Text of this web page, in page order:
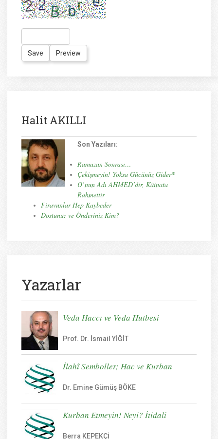
Halit AKILLI
Son Yazıları:
Ramazan Sonrası…
Çekişmeyin! Yoksa Gücünüz Gider*
O’nun Adı AHMED’dir, Kâinata
Rahmettir
Firavunlar Hep Kaybeder
Dostunuz ve Önderiniz Kim?
Yazarlar
Prof. Dr. İsmail YİĞİT
Veda Haccı ve Veda Hutbesi
Dr. Emine Gümüş BÖKE
İlahî Semboller; Hac ve Kurban
Berra KEPEKÇİ
Kurban Etmeyin! Neyi? İtidali